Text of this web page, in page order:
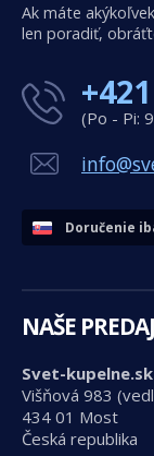
Ak máte
len poradiť,
(Po - Pi:
Doručenie
NAŠE
Svet-kupelne.sk
Višňová 983
434 01 Most
Česká republika